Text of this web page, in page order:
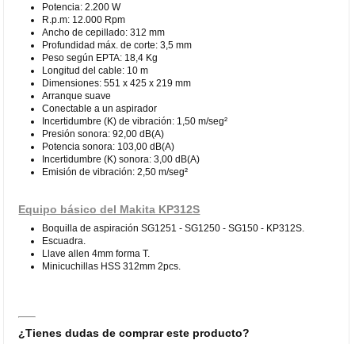
Potencia: 2.200 W
R.p.m: 12.000 Rpm
Ancho de cepillado: 312 mm
Profundidad máx. de corte: 3,5 mm
Peso según EPTA: 18,4 Kg
Longitud del cable: 10 m
Dimensiones: 551 x 425 x 219 mm
Arranque suave
Conectable a un aspirador
Incertidumbre (K) de vibración: 1,50 m/seg²
Presión sonora: 92,00 dB(A)
Potencia sonora: 103,00 dB(A)
Incertidumbre (K) sonora: 3,00 dB(A)
Emisión de vibración: 2,50 m/seg²
Equipo básico del Makita KP312S
Boquilla de aspiración SG1251 - SG1250 - SG150 - KP312S.
Escuadra.
Llave allen 4mm forma T.
Minicuchillas HSS 312mm 2pcs.
¿Tienes dudas de comprar este producto?